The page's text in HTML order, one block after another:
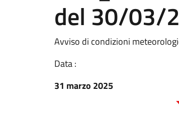
del 30/03/
Avviso di condizioni
Data :
31 marzo 2025